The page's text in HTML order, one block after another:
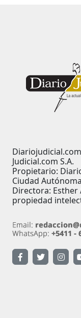
Judicial.com S.A.
Propietario:
Ciudad
Directora: Esther
propiedad